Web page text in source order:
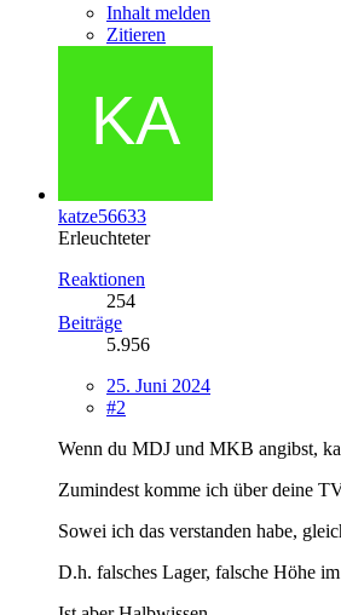
Inhalt melden
Zitieren
katze56633
Erleuchteter
Reaktionen
254
Beiträge
5.956
25. Juni 2024
#2
Wenn du MDJ und MKB angibst,
Zumindest komme ich über deine
Sowei ich das verstanden habe,
D.h. falsches Lager, falsche Höhe